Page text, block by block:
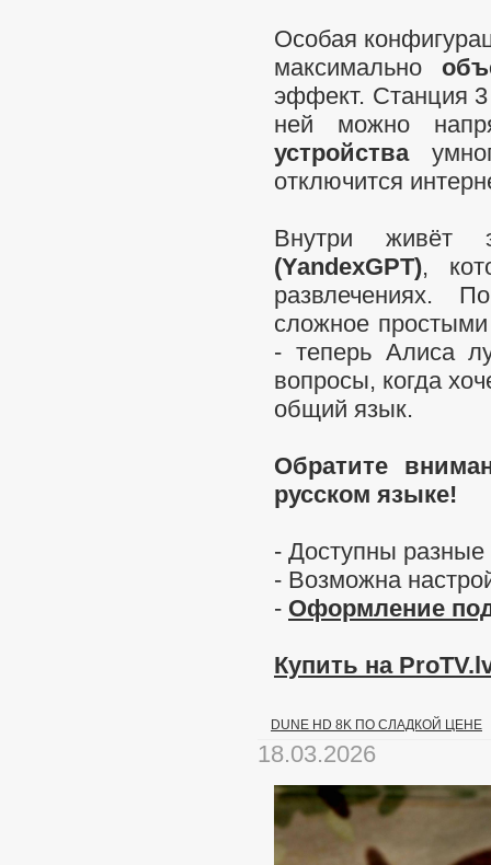
Особая
максимально
эффект. Станция
ней можно
устройства
отключится
Внутри живёт
(YandexGPT),
развлечениях.
сложное
- теперь Алиса
вопросы, когда
общий язык.
Обратите
русском языке!
- Доступны разные
- Возможна
- Оформление
Купить на
DUNE HD 8K ПО СЛАДКОЙ ЦЕНЕ
18.03.2026